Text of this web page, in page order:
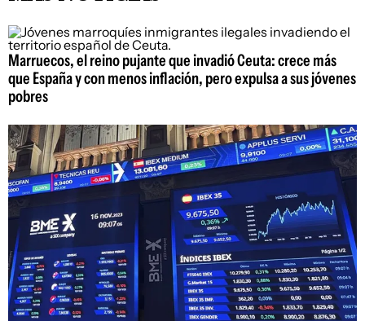
Marruecos, el reino pujante que invadió Ceuta: crece más
que España y con menos inflación, pero expulsa a sus jóvenes
pobres